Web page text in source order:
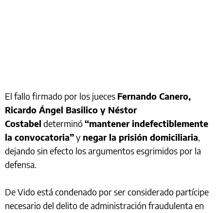
El fallo firmado por los jueces Fernando Canero,
Ricardo Ángel Basilico y Néstor
Costabel determinó“mantener indefectiblemente
la convocatoria”y negar la prisión domiciliaria,
dejando sin efecto los argumentos esgrimidos por la
defensa.
De Vido está condenado por ser considerado partícipe
necesario del delito de administración fraudulenta en